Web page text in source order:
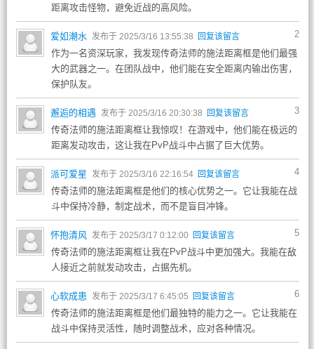
距离攻击怪物，避免近战的高风险。
2
爱如潮水 发布于 2025/3/16 13:55:38 回复该留言
作为一名资深玩家，我发现传奇法师的施法距离框是他们最强
大的武器之一。在团队战中，他们能在安全距离内输出伤害，
保护队友。
3
邂逅的相遇 发布于 2025/3/16 20:30:38 回复该留言
传奇法师的施法距离框让我惊叹！在游戏中，他们能在极远的
距离发动攻击，这让我在PvP战斗中占据了巨大优势。
4
派可爱星 发布于 2025/3/16 22:16:54 回复该留言
传奇法师的施法距离框是他们的核心优势之一。它让我能在战
斗中保持冷静，制定战术，而不是盲目冲锋。
5
怀抱清风 发布于 2025/3/17 0:12:00 回复该留言
传奇法师的施法距离框让我在PvP战斗中更加强大。我能在敌
人接近之前就发动攻击，占据先机。
6
心软成患 发布于 2025/3/17 6:45:05 回复该留言
传奇法师的施法距离框是他们最独特的能力之一。它让我能在
战斗中保持灵活性，随时调整战术，应对各种情况。